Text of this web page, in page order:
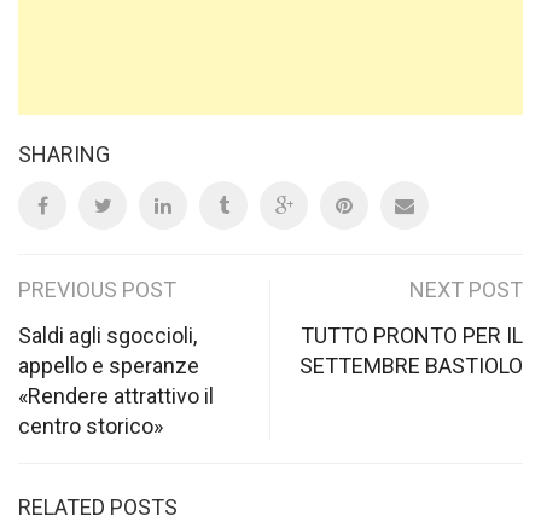
SHARING
Post
navigation
PREVIOUS POST
Saldi agli sgoccioli,
appello e speranze
«Rendere attrattivo il
centro storico»
NEXT POST
TUTTO PRONTO PER IL
SETTEMBRE BASTIOLO
RELATED POSTS